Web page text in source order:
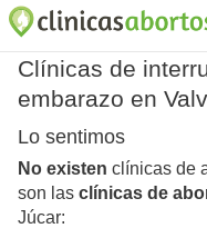
Clínicas de
embarazo en
Lo sentimos
No existen clínicas de
son las clínicas de
Júcar: